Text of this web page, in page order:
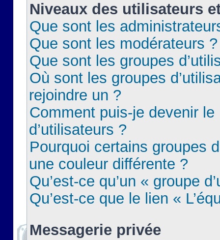
Niveaux des utilisateurs
Que sont les
Que sont les modérateurs ?
Que sont les groupes
Où sont les groupes
rejoindre un ?
Comment puis-je devenir le
d’utilisateurs ?
Pourquoi certains groupes
une couleur différente ?
Qu’est-ce qu’un « groupe
Qu’est-ce que le lien «
Messagerie privée